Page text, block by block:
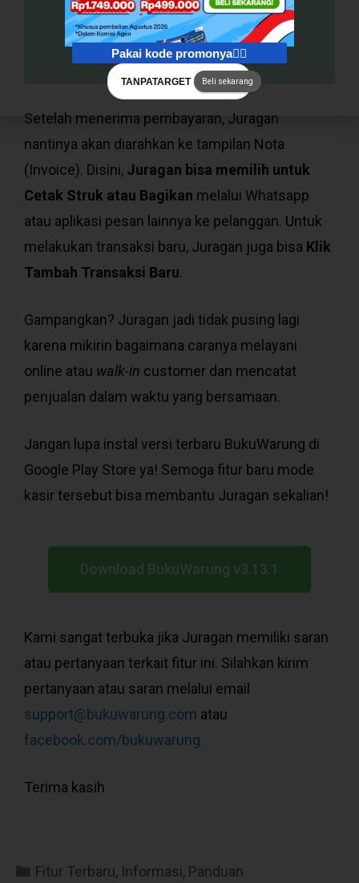
Setelah menerima pembayaran, Juragan
nantinya akan diarahkan ke tampilan Nota
(Invoice). Disini, Juragan bisa memilih untuk
Cetak Struk atau Bagikan melalui Whatsapp
atau aplikasi pesan lainnya ke pelanggan. Untuk
melakukan transaksi baru, Juragan juga bisa Klik
Tambah Transaksi Baru.
Gampangkan? Juragan jadi tidak pusing lagi
karena mikirin bagaimana caranya melayani
online atau walk-in customer dan mencatat
penjualan dalam waktu yang bersamaan.
Jangan lupa instal versi terbaru BukuWarung di
Google Play Store ya! Semoga fitur baru mode
kasir tersebut bisa membantu Juragan sekalian!
Download BukuWarung v3.13.1
Kami sangat terbuka jika Juragan memiliki saran
atau pertanyaan terkait fitur ini. Silahkan kirim
pertanyaan atau saran melalui email
support@bukuwarung.com atau
facebook.com/bukuwarung
Terima kasih
Fitur Terbaru, Informasi, Panduan
Pakai kode promonya👇🏻
TANPATARGET Beli sekarang